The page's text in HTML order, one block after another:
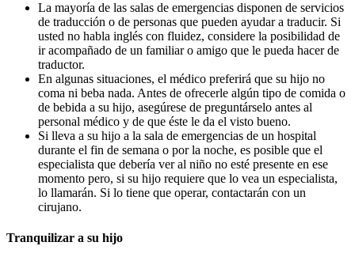
La mayoría de las salas de emergencias disponen de servicios
de traducción o de personas que pueden ayudar a traducir. Si
usted no habla inglés con fluidez, considere la posibilidad de
ir acompañado de un familiar o amigo que le pueda hacer de
traductor.
En algunas situaciones, el médico preferirá que su hijo no
coma ni beba nada. Antes de ofrecerle algún tipo de comida o
de bebida a su hijo, asegúrese de preguntárselo antes al
personal médico y de que éste le da el visto bueno.
Si lleva a su hijo a la sala de emergencias de un hospital
durante el fin de semana o por la noche, es posible que el
especialista que debería ver al niño no esté presente en ese
momento pero, si su hijo requiere que lo vea un especialista,
lo llamarán. Si lo tiene que operar, contactarán con un
cirujano.
Tranquilizar a su hijo